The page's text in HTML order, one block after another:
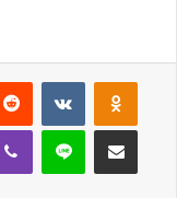
Reddit VKontakte
Viber Line E-Posta ile